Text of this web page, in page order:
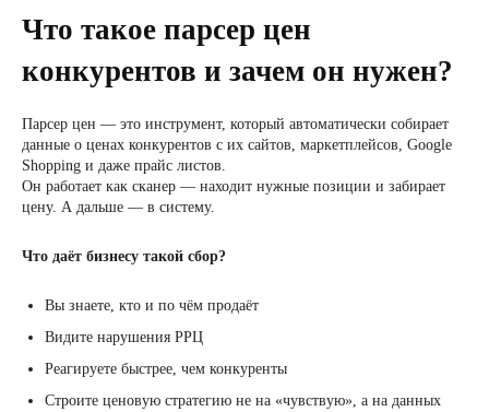
Что такое парсер цен
конкурентов и зачем он нужен?
Парсер цен — это инструмент, который автоматически собирает
данные о ценах конкурентов с их сайтов, маркетплейсов, Google
Shopping и даже прайс листов.
Он работает как сканер — находит нужные позиции и забирает
цену. А дальше — в систему.
Что даёт бизнесу такой сбор?
Вы знаете, кто и по чём продаёт
Видите нарушения РРЦ
Реагируете быстрее, чем конкуренты
Строите ценовую стратегию не на «чувствую», а на данных